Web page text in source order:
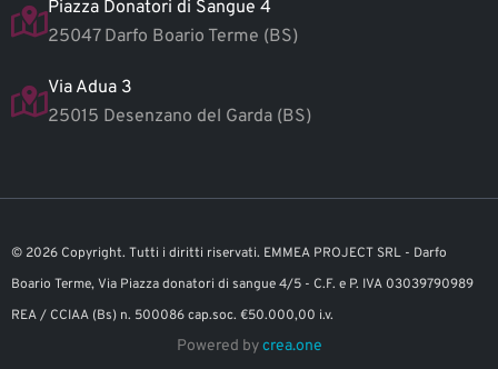
Piazza Donatori di Sangue 4
25047 Darfo Boario Terme (BS)
Via Adua 3
25015 Desenzano del Garda (BS)
© 2026Copyright. Tutti i diritti riservati. EMMEA PROJECT SRL - Darfo
Boario Terme, Via Piazza donatori di sangue 4/5 - C.F. e P. IVA 03039790989
REA / CCIAA (Bs) n. 500086 cap.soc. €50.000,00 i.v.
Powered bycrea.one